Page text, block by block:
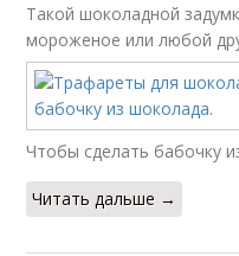
Такой шоколадной
мороженое или любой
Чтобы сделать бабочку
Читать дальше →